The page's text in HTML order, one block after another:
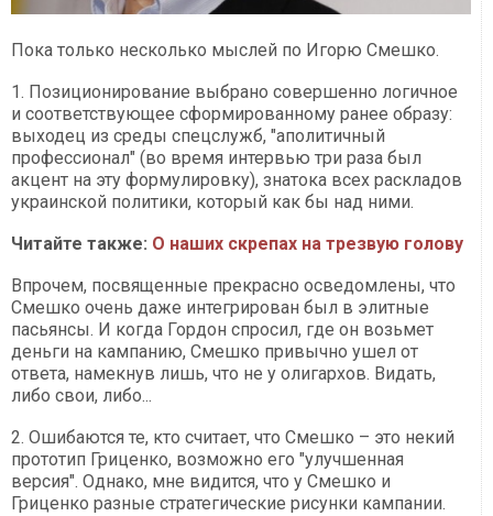
Пока только несколько мыслей по Игорю Смешко.
1. Позиционирование выбрано совершенно логичное
и соответствующее сформированному ранее образу:
выходец из среды спецслужб, "аполитичный
профессионал" (во время интервью три раза был
акцент на эту формулировку), знатока всех раскладов
украинской политики, который как бы над ними.
Читайте также: О наших скрепах на трезвую голову
Впрочем, посвященные прекрасно осведомлены, что
Смешко очень даже интегрирован был в элитные
пасьянсы. И когда Гордон спросил, где он возьмет
деньги на кампанию, Смешко привычно ушел от
ответа, намекнув лишь, что не у олигархов. Видать,
либо свои, либо...
2. Ошибаются те, кто считает, что Смешко – это некий
прототип Гриценко, возможно его "улучшенная
версия". Однако, мне видится, что у Смешко и
Гриценко разные стратегические рисунки кампании.